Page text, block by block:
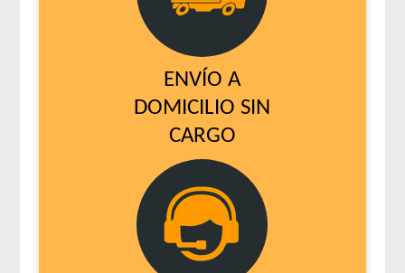
ENVÍO A
DOMICILIO SIN
CARGO